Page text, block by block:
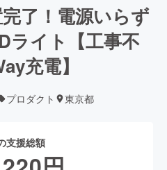
了！電源いらず
ライト【工事不
充電】
プロダクト 東京都
支援総額